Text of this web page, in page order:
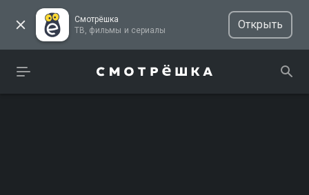
Смотрёшка
ТВ, фильмы и сериалы
Открыть